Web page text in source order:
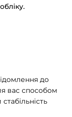
до
вас способом